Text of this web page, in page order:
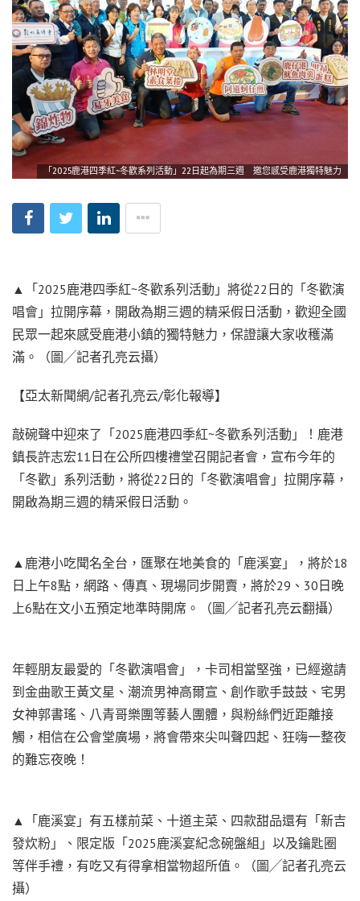
「2025鹿港四季紅~冬歡系列活動」22日起為期三週 邀您感受鹿港獨特魅力
▲「2025鹿港四季紅~冬歡系列活動」將從22日的「冬歡演
唱會」拉開序幕，開啟為期三週的精采假日活動，歡迎全國
民眾一起來感受鹿港小鎮的獨特魅力，保證讓大家收穫滿
滿。（圖╱記者孔亮云攝）
【亞太新聞網/記者孔亮云/彰化報導】
敲碗聲中迎來了「2025鹿港四季紅~冬歡系列活動」！鹿港
鎮長許志宏11日在公所四樓禮堂召開記者會，宣布今年的
「冬歡」系列活動，將從22日的「冬歡演唱會」拉開序幕，
開啟為期三週的精采假日活動。
▲鹿港小吃聞名全台，匯聚在地美食的「鹿溪宴」，將於18
日上午8點，網路、傳真、現場同步開賣，將於29、30日晚
上6點在文小五預定地準時開席。（圖╱記者孔亮云翻攝）
年輕朋友最愛的「冬歡演唱會」，卡司相當堅強，已經邀請
到金曲歌王黃文星、潮流男神高爾宣、創作歌手鼓鼓、宅男
女神郭書瑤、八青哥樂團等藝人團體，與粉絲們近距離接
觸，相信在公會堂廣場，將會帶來尖叫聲四起、狂嗨一整夜
的難忘夜晚！
▲「鹿溪宴」有五樣前菜、十道主菜、四款甜品還有「新吉
發炊粉」、限定版「2025鹿溪宴紀念碗盤組」以及鑰匙圈
等伴手禮，有吃又有得拿相當物超所值。（圖╱記者孔亮云
攝）